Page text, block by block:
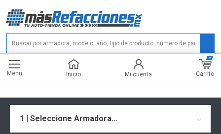
Menu Inicio Mi cuenta Carrito
0
1 | Seleccione Armadora...